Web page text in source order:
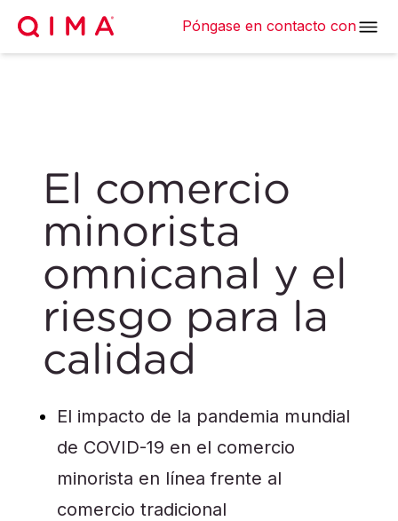
Póngase en contacto con
El comercio
minorista
omnicanal y el
riesgo para la
calidad
El impacto de la pandemia mundial
de COVID-19 en el comercio
minorista en línea frente al
comercio tradicional